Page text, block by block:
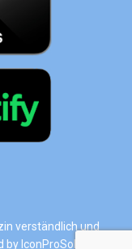
verständlich und
by IconProSolutions